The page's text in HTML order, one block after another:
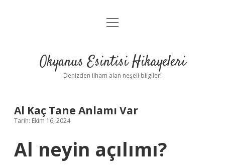
Anasayfa
Yasal Uyarı
menüyü
Okyanus Esintisi Hikayeleri
Denizden ilham alan neşeli bilgiler!
Al Kaç Tane Anlamı Var
Tarih: Ekim 16, 2024
Al neyin açılımı?